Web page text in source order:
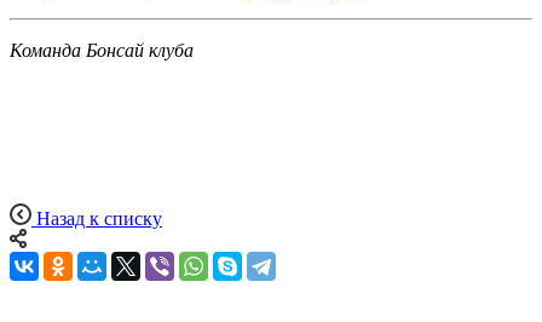
Команда Бонсай клуба
Назад к списку